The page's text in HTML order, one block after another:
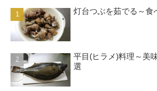
灯台つぶを茹でる～食
平目(ヒラメ)料理～美
選